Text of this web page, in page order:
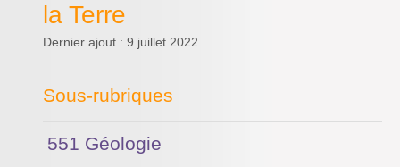
la Terre
Dernier ajout : 9 juillet 2022.
Sous-rubriques
551 Géologie